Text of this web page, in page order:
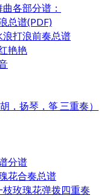
各部分谱：
总谱(PDF)
浪打浪前奏总谱
艳艳
，扬琴，筝 三重奏）
分谱
花合奏总谱
枝玫瑰花弹拨四重奏